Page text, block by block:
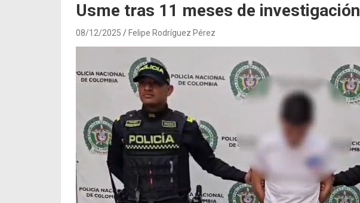
Usme tras 11 meses de investigación
08/12/2025 Felipe Rodríguez Pérez